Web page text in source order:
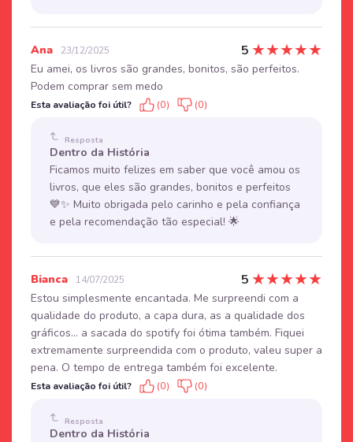
Ana 23/12/2025 5 ★★★★★
Eu amei, os livros são grandes, bonitos, são perfeitos.
Podem comprar sem medo
Esta avaliação foi útil? (0) (0)
Resposta
Dentro da História
Ficamos muito felizes em saber que você amou os
livros, que eles são grandes, bonitos e perfeitos
💙✨ Muito obrigada pelo carinho e pela confiança
e pela recomendação tão especial! 🌟
Bianca 14/07/2025 5 ★★★★★
Estou simplesmente encantada. Me surpreendi com a
qualidade do produto, a capa dura, as a qualidade dos
gráficos... a sacada do spotify foi ótima também. Fiquei
extremamente surpreendida com o produto, valeu super a
pena. O tempo de entrega também foi excelente.
Esta avaliação foi útil? (0) (0)
Resposta
Dentro da História